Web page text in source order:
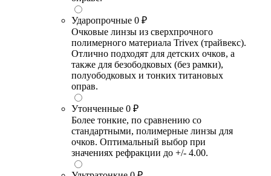
Ударопрочные 0 ₽
Очковые линзы из сверхпрочного
полимерного материала Trivex (трайвекс).
Отлично подходят для детских очков, а
также для безободковых (без рамки),
полуободковых и тонких титановых
оправ.
Утонченные 0 ₽
Более тонкие, по сравнению со
стандартными, полимерные линзы для
очков. Оптимальный выбор при
значениях рефракции до +/- 4.00.